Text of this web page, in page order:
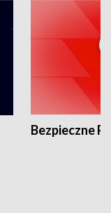
Bezpieczne